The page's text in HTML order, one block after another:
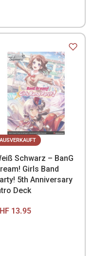
AUSVERKAUFT
Schwarz – BanG
Girls Band
5th Anniversary
Deck
13.95